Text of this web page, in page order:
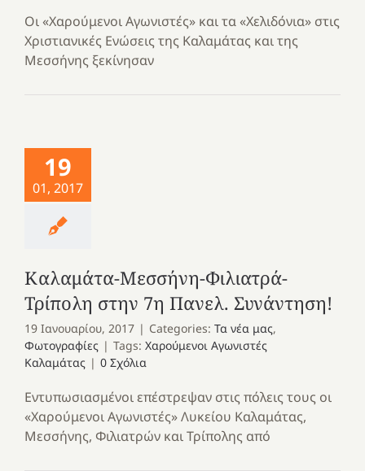
Οι «Χαρούμενοι Αγωνιστές» και τα «Χελιδόνια» στις
Χριστιανικές Ενώσεις της Καλαμάτας και της
Μεσσήνης ξεκίνησαν
19
01, 2017
Καλαμάτα-Μεσσήνη-Φιλιατρά-
Τρίπολη στην 7η Πανελ. Συνάντηση!
19 Ιανουαρίου, 2017 | Categories: Τα νέα μας,
Φωτογραφίες | Tags: Χαρούμενοι Αγωνιστές
Καλαμάτας | 0 Σχόλια
Εντυπωσιασμένοι επέστρεψαν στις πόλεις τους οι
«Χαρούμενοι Αγωνιστές» Λυκείου Καλαμάτας,
Μεσσήνης, Φιλιατρών και Τρίπολης από